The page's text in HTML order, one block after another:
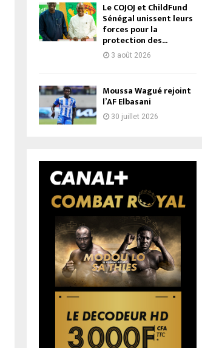
Le COJOJ et ChildFund
Sénégal unissent leurs
forces pour la
protection des...
3 août 2026
Moussa Wagué rejoint
l’AF Elbasani
30 juillet 2026